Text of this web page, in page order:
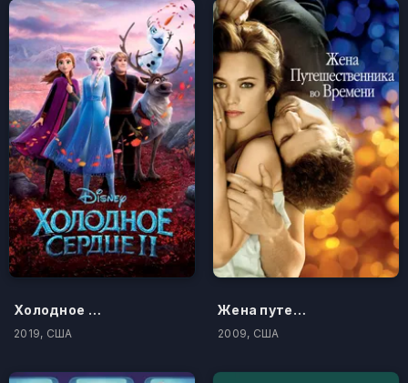
Холодное сердце 2
2019, США
Жена путешественника во времени
2009, США